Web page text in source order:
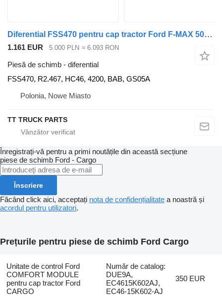
Diferential FSS470 pentru cap tractor Ford F-MAX 500 CARGO
1.161 EUR 5.000 PLN ≈ 6.093 RON
Piesă de schimb - diferential
FSS470, R2.467, HC46, 4200, BAB, GS05A
Polonia, Nowe Miasto
TT TRUCK PARTS
Înregistrați-vă pentru a primi noutățile din această secțiune
piese de schimb Ford - Cargo
Înscriere
Făcând click aici, acceptați nota de confidențialitate a noastră și
acordul pentru utilizatori.
Prețurile pentru piese de schimb Ford Cargo
Unitate de control Ford
COMFORT MODULE
pentru cap tractor Ford
CARGO
Număr de catalog:
DUE9A,
EC4615K602AJ,
EC46-15K602-AJ
350 EUR